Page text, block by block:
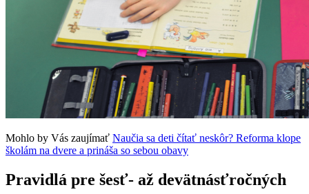
Mohlo by Vás zaujímať Naučia sa deti čítať neskôr? Reforma klope
školám na dvere a prináša so sebou obavy
Pravidlá pre šesť- až devätnásťročných